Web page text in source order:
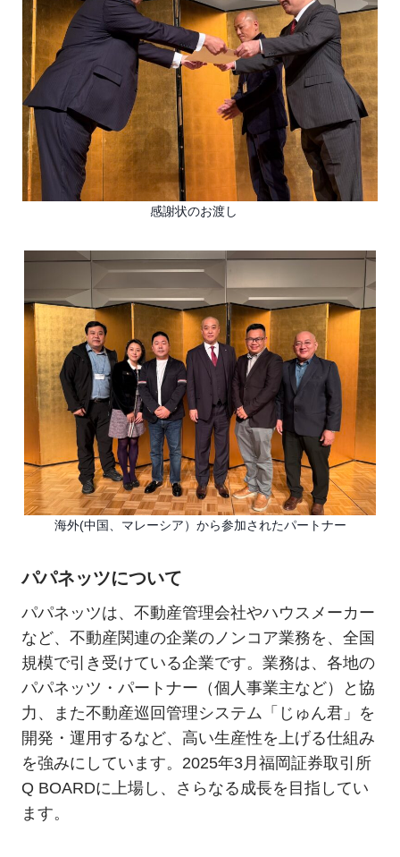
感謝状のお渡し
海外(中国、マレーシア）から参加されたパートナー
パパネッツについて
パパネッツは、不動産管理会社やハウスメーカー
など、不動産関連の企業のノンコア業務を、全国
規模で引き受けている企業です。業務は、各地の
パパネッツ・パートナー（個人事業主など）と協
力、また不動産巡回管理システム「じゅん君」を
開発・運用するなど、高い生産性を上げる仕組み
を強みにしています。2025年3月福岡証券取引所
Q BOARDに上場し、さらなる成長を目指してい
ます。